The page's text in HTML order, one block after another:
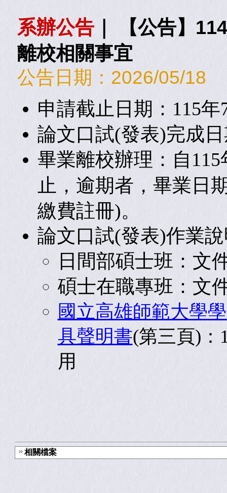
系辦公告｜
【公告】
離校相關事宜
公告日期： 2026/05/18
申請截止日期：115年
論文口試(發表)完成
畢業離校辦理：自115
止，逾期者，畢業日
繳費註冊)。
論文口試(發表)作業
日間部碩士班：
碩士在職專班：
國立高雄師範大學
具聲明書(第三頁)：
用
相關檔案